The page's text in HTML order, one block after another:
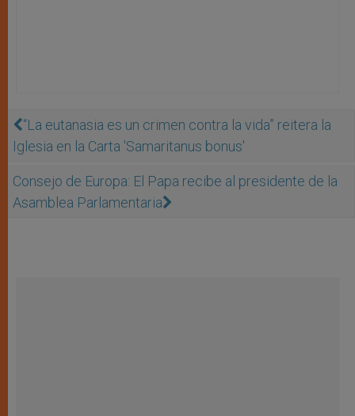
“La eutanasia es un crimen contra la vida” reitera la
Iglesia en la Carta 'Samaritanus bonus'
Consejo de Europa: El Papa recibe al presidente de la
Asamblea Parlamentaria